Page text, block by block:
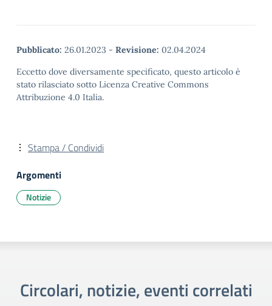
Pubblicato: 26.01.2023 - Revisione: 02.04.2024
Eccetto dove diversamente specificato, questo articolo è
stato rilasciato sotto Licenza Creative Commons
Attribuzione 4.0 Italia.
Stampa / Condividi
Argomenti
Notizie
Circolari, notizie, eventi correlati